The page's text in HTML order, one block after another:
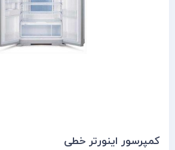
کمپرسور اینورتر خطی